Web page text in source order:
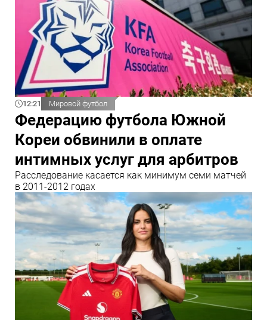
12:21 Мировой футбол
Федерацию футбола Южной
Кореи обвинили в оплате
интимных услуг для арбитров
Расследование касается как минимум семи матчей
в 2011-2012 годах